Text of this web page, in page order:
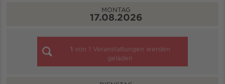
MONTAG
17.08.2026
1 von 1 Veranstaltungen werden
geladen